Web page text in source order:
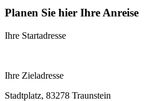
Planen Sie hier Ihre Anreise
Ihre Startadresse
Ihre Zieladresse
Stadtplatz, 83278 Traunstein